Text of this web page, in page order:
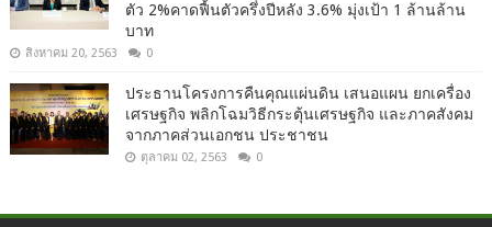
ตัว 2%คาดฟื้นตัวครึ่งปีหลัง 3.6% มุ่งเป้า 1 ล้านล้าน
บาท
สิงหาคม 20, 2563 0
ประธานโครงการคืนคุณแผ่นดิน เสนอแผน ยกเครื่อง
เศรษฐกิจ พลิกโฉมวิธีกระตุ้นเศรษฐกิจ และภาคสังคม
จากภาคส่วนเอกชน ประชาชน
ตุลาคม 02, 2563 0